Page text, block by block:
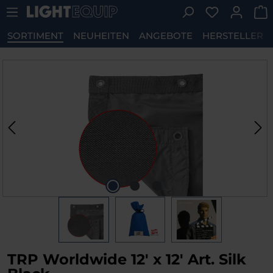
Zum Hauptinhalt springen Du hast 0
SORTIMENT NEUHEITEN ANGEBOTE HERSTELLER
TRP Worldwide 12' x 12' Art. Silk